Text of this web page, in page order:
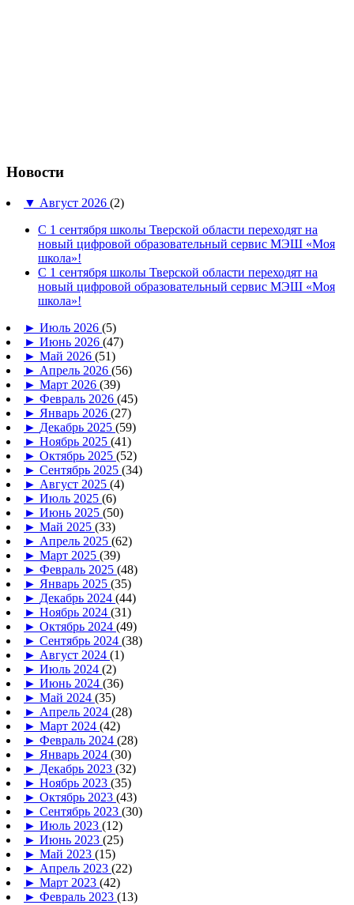
Новости
▼ Август 2026 (2)
С 1 сентября школы Тверской области переходят на
новый цифровой образовательный сервис МЭШ «Моя
школа»!
С 1 сентября школы Тверской области переходят на
новый цифровой образовательный сервис МЭШ «Моя
школа»!
► Июль 2026 (5)
► Июнь 2026 (47)
► Май 2026 (51)
► Апрель 2026 (56)
► Март 2026 (39)
► Февраль 2026 (45)
► Январь 2026 (27)
► Декабрь 2025 (59)
► Ноябрь 2025 (41)
► Октябрь 2025 (52)
► Сентябрь 2025 (34)
► Август 2025 (4)
► Июль 2025 (6)
► Июнь 2025 (50)
► Май 2025 (33)
► Апрель 2025 (62)
► Март 2025 (39)
► Февраль 2025 (48)
► Январь 2025 (35)
► Декабрь 2024 (44)
► Ноябрь 2024 (31)
► Октябрь 2024 (49)
► Сентябрь 2024 (38)
► Август 2024 (1)
► Июль 2024 (2)
► Июнь 2024 (36)
► Май 2024 (35)
► Апрель 2024 (28)
► Март 2024 (42)
► Февраль 2024 (28)
► Январь 2024 (30)
► Декабрь 2023 (32)
► Ноябрь 2023 (35)
► Октябрь 2023 (43)
► Сентябрь 2023 (30)
► Июль 2023 (12)
► Июнь 2023 (25)
► Май 2023 (15)
► Апрель 2023 (22)
► Март 2023 (42)
► Февраль 2023 (13)